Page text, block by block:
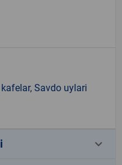
Savdo uylari
keyboard_arrow_down